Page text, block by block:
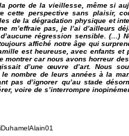
porte de la vieillesse, même si
cette perspective sans plaisir,
de la dégradation physique et
m’effraie pas, je l’ai d’ailleurs
régression sensible. (…)
affiché notre âge qui
est heureuse, avec enfants et
montrer car nous avons horreur
d’une œuvre d’art. Nous
le nombre de leurs années à la
pas d’ignorer qu’au stade
voire de s’interrompre